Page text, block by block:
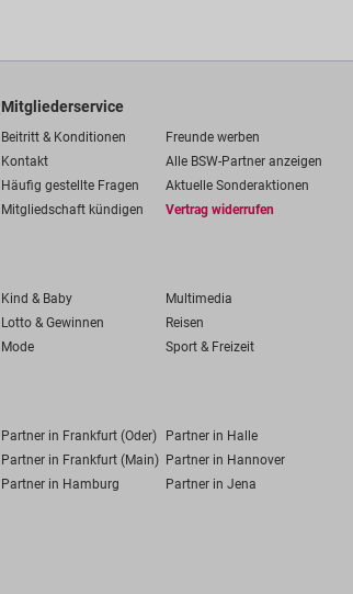
Mitgliederservice
Beitritt & Konditionen
Freunde werben
Kontakt
Alle BSW-Partner anzeigen
Häufig gestellte Fragen
Aktuelle Sonderaktionen
Mitgliedschaft kündigen
Vertrag widerrufen
Kind & Baby
Multimedia
Lotto & Gewinnen
Reisen
Mode Sport & Freizeit
Partner in Frankfurt (Oder) Partner in Halle
Partner in Frankfurt (Main) Partner in Hannover
Partner in Hamburg Partner in Jena